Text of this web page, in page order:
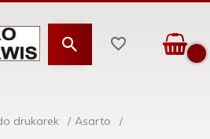
drukarek Asarto